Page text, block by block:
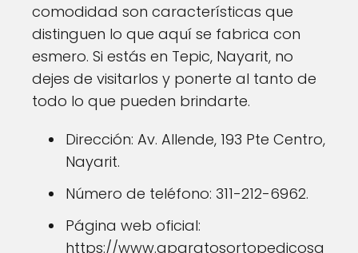
comodidad son características que
distinguen lo que aquí se fabrica con
esmero. Si estás en Tepic, Nayarit, no
dejes de visitarlos y ponerte al tanto de
todo lo que pueden brindarte.
Dirección: Av. Allende, 193 Pte Centro,
Nayarit.
Número de teléfono: 311-212-6962.
Página web oficial:
https://www.aparatosortopedicosa